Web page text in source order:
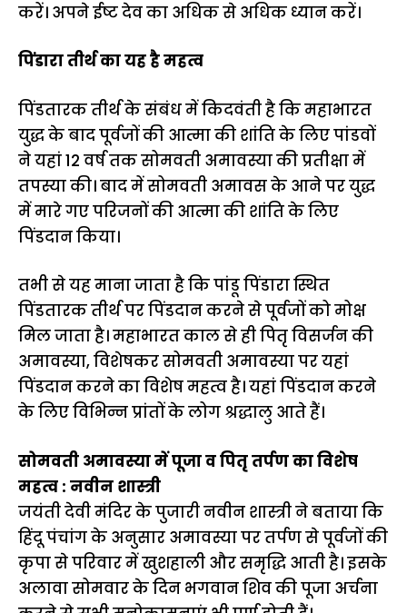
करें। अपने ईष्ट देव का अधिक से अधिक ध्यान करें।
पिंडारा तीर्थ का यह है महत्व
पिंडतारक तीर्थ के संबंध में किदवंती है कि महाभारत
युद्ध के बाद पूर्वजों की आत्मा की शांति के लिए पांडवों
ने यहां 12 वर्ष तक सोमवती अमावस्या की प्रतीक्षा में
तपस्या की। बाद में सोमवती अमावस के आने पर युद्ध
में मारे गए परिजनों की आत्मा की शांति के लिए
पिंडदान किया।
तभी से यह माना जाता है कि पांडू पिंडारा स्थित
पिंडतारक तीर्थ पर पिंडदान करने से पूर्वजों को मोक्ष
मिल जाता है। महाभारत काल से ही पितृ विसर्जन की
अमावस्या, विशेषकर सोमवती अमावस्या पर यहां
पिंडदान करने का विशेष महत्व है। यहां पिंडदान करने
के लिए विभिन्न प्रांतों के लोग श्रद्धालु आते हैं।
सोमवती अमावस्या में पूजा व पितृ तर्पण का विशेष
महत्व : नवीन शास्त्री
जयंती देवी मंदिर के पुजारी नवीन शास्त्री ने बताया कि
हिंदू पंचांग के अनुसार अमावस्या पर तर्पण से पूर्वजों की
कृपा से परिवार में खुशहाली और समृद्धि आती है। इसके
अलावा सोमवार के दिन भगवान शिव की पूजा अर्चना